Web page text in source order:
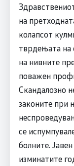
на
колапсот
тврдењата
на нивните
поважен
Скандалозно
законите при
се
болните.
изминатите